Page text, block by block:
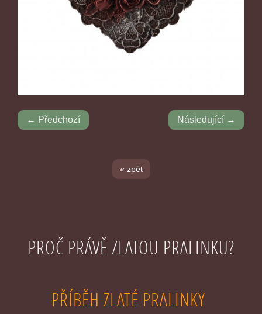
← Předchozí Následující →
« zpět
PROČ PRÁVĚ ZLATOU PRALINKU?
PŘÍBĚH ZLATÉ PRALINKY